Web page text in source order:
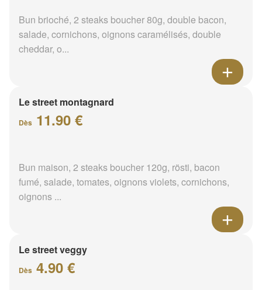
Bun brioché, 2 steaks boucher 80g, double bacon,
salade, cornichons, oignons caramélisés, double
cheddar, o...
Le street montagnard
Dès 11.90 €
Bun maison, 2 steaks boucher 120g, rösti, bacon
fumé, salade, tomates, oignons violets, cornichons,
oignons ...
Le street veggy
Dès 4.90 €